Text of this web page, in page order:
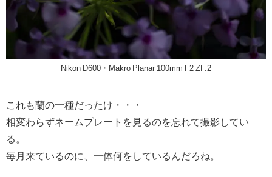
Nikon D600・Makro Planar 100mm F2 ZF.2
これも蘭の一種だったけ・・・
相変わらずネームプレートを見るのを忘れて撮影してい
る。
毎月来ているのに、一体何をしているんだろね。